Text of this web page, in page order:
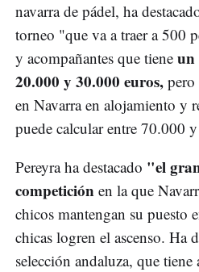
navarra de pádel, ha
torneo "que va a traer a 500
y acompañantes que tiene un
20.000 y 30.000 euros, pero
en Navarra en alojamiento y
puede calcular entre 70.000
Pereyra ha destacado "el
competición en la que
chicos mantengan su puesto
chicas logren el ascenso. Ha
selección andaluza, que